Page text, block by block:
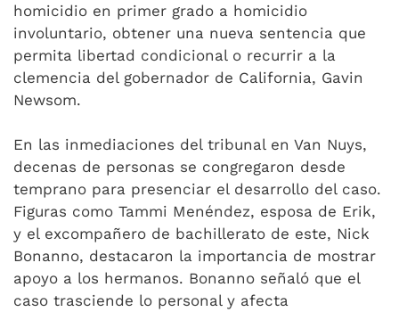
homicidio en primer grado a homicidio
involuntario, obtener una nueva sentencia que
permita libertad condicional o recurrir a la
clemencia del gobernador de California, Gavin
Newsom.
En las inmediaciones del tribunal en Van Nuys,
decenas de personas se congregaron desde
temprano para presenciar el desarrollo del caso.
Figuras como Tammi Menéndez, esposa de Erik,
y el excompañero de bachillerato de este, Nick
Bonanno, destacaron la importancia de mostrar
apoyo a los hermanos. Bonanno señaló que el
caso trasciende lo personal y afecta